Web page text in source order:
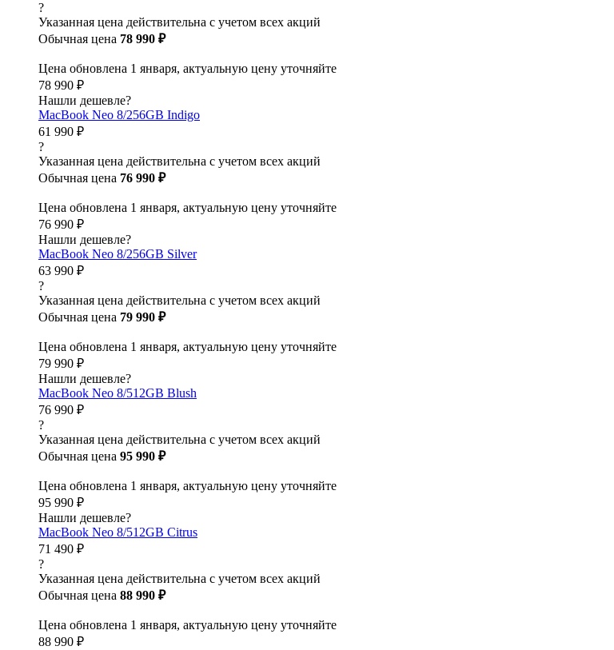
?
Указанная цена действительна с учетом всех акций
Обычная цена 78 990 ₽
Цена обновлена 1 января, актуальную цену уточняйте
78 990 ₽
Нашли дешевле?
MacBook Neo 8/256GB Indigo
61 990 ₽
?
Указанная цена действительна с учетом всех акций
Обычная цена 76 990 ₽
Цена обновлена 1 января, актуальную цену уточняйте
76 990 ₽
Нашли дешевле?
MacBook Neo 8/256GB Silver
63 990 ₽
?
Указанная цена действительна с учетом всех акций
Обычная цена 79 990 ₽
Цена обновлена 1 января, актуальную цену уточняйте
79 990 ₽
Нашли дешевле?
MacBook Neo 8/512GB Blush
76 990 ₽
?
Указанная цена действительна с учетом всех акций
Обычная цена 95 990 ₽
Цена обновлена 1 января, актуальную цену уточняйте
95 990 ₽
Нашли дешевле?
MacBook Neo 8/512GB Citrus
71 490 ₽
?
Указанная цена действительна с учетом всех акций
Обычная цена 88 990 ₽
Цена обновлена 1 января, актуальную цену уточняйте
88 990 ₽